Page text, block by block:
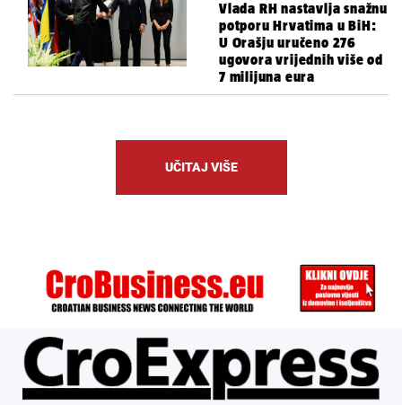
Vlada RH nastavlja snažnu
potporu Hrvatima u BiH:
U Orašju uručeno 276
ugovora vrijednih više od
7 milijuna eura
UČITAJ VIŠE
ÜBER UNS